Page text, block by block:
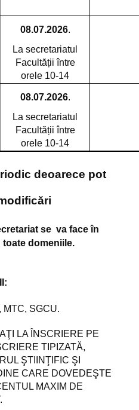
08.07.2026.
La secretariatul
Facultății între
orele 10-14
08.07.2026.
La secretariatul
Facultății între
orele 10-14
deoarece pot
se va face în
toate domeniile.
MTC, SGCU.
LA ÎNSCRIERE PE
TIPIZATĂ,
ŞTIINŢIFIC ŞI
CARE DOVEDEŞTE
MAXIM DE